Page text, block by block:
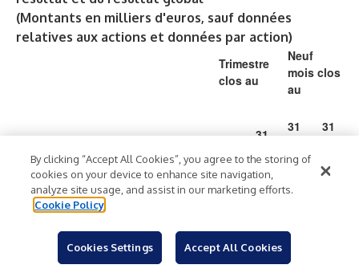
(Montants en milliers d'euros, sauf données
relatives aux actions et données par action)
Trimestre
clos au
Neuf
mois clos
au
(en milliers €)
mars
2021
31
s
2022
31
s
1
31
202
Chiffre d’affaires net
164
776
169
512
449
By clicking “Accept All Cookies”, you agree to the storing of
cookies on your device to enhance site navigation,
analyze site usage, and assist in our marketing efforts.
Cookie Policy
Cookies Settings Accept All Cookies